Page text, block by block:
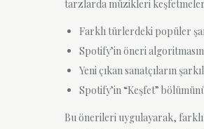
tarzlarda müzikleri keşfetmeleri
Farklı türlerdeki popüler
Spotify’in öneri
Yeni çıkan sanatçıların
Spotify’in “Keşfet”
Bu önerileri uygulayarak,